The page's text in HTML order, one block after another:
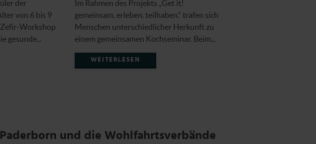
der
von 6 bis 9
Zefir-Workshop
gesunde...
Im Rahmen des Projekts „Get it!
gemeinsam. erleben. teilhaben.“ trafen sich
Menschen unterschiedlicher Herkunft zu
einem gemeinsamen Kochseminar. Beim...
WEITERLESEN
und die Wohlfahrtsverbände